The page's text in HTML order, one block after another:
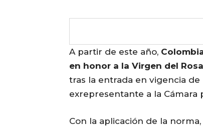
A partir de este año,
en honor a la Virgen del
tras la entrada en vigencia de
exrepresentante a la Cámara
Con la aplicación de la